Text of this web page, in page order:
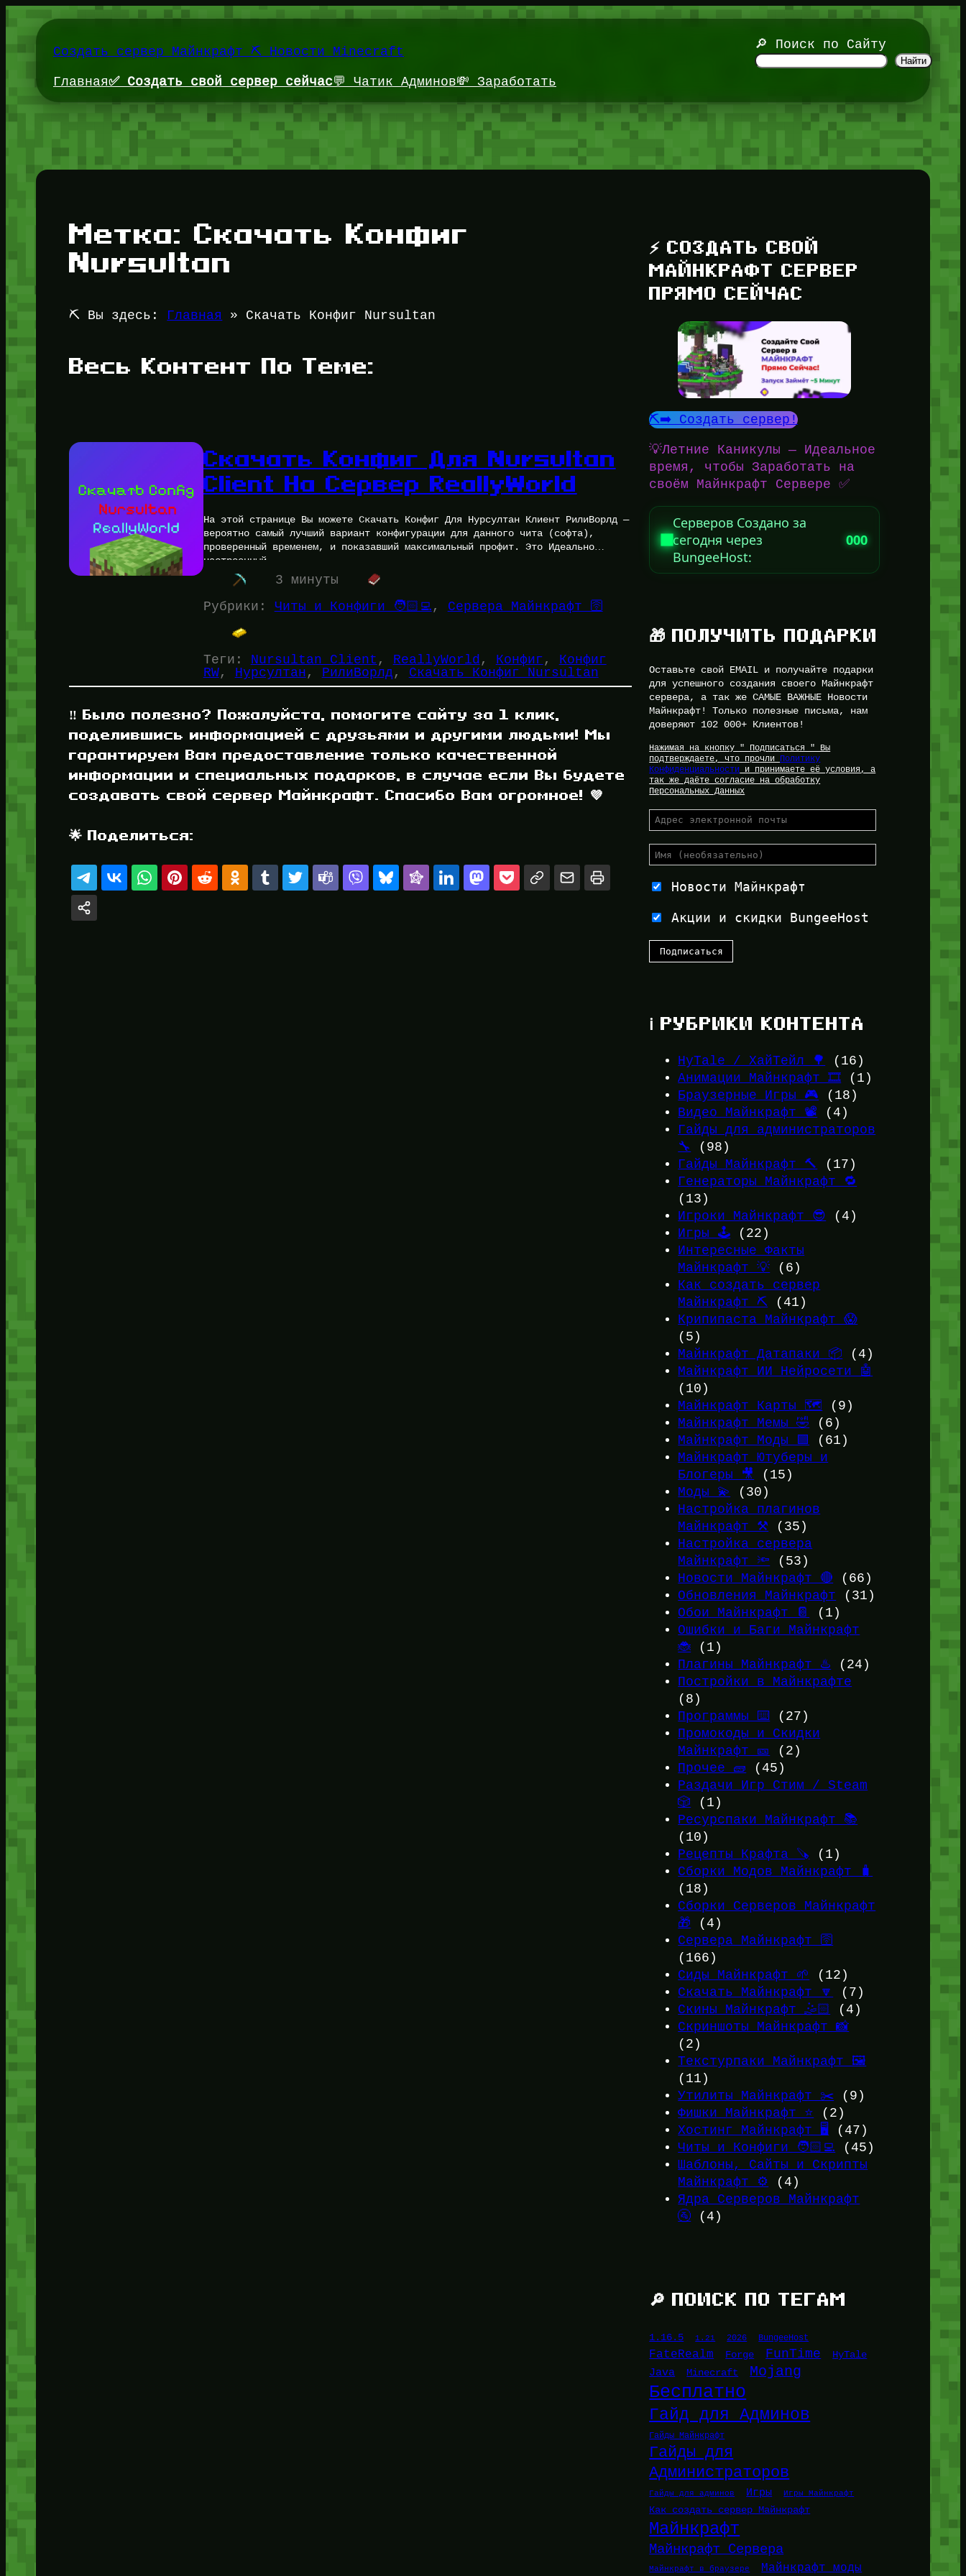
Перейти
к
содержимомуСоздать сервер Майнкрафт ⛏️ Новости Minecraft
🔎 Поиск по Сайту
Найти
Главная✅ Создать свой сервер сейчас💬 Чатик Админов💸 Заработать
Метка:Скачать Конфиг
Nursultan
⛏️ Вы здесь: Главная » Скачать Конфиг Nursultan
Весь Контент По Теме:
Скачать Конфиг Для Nursultan
Client На Сервер ReallyWorld
На этой странице Вы можете Скачать Конфиг Для Нурсултан Клиент РилиВорлд —
вероятно самый лучший вариант конфигурации для данного чита (софта),
проверенный временем, и показавший максимальный профит. Это Идеально
настроенный…
3 минуты
Рубрики: Читы и Конфиги 🧑🏻‍💻 , Сервера Майнкрафт 🛜
Теги: Nursultan Client , ReallyWorld , Конфиг , Конфиг
RW, Нурсултан , РилиВорлд , Скачать Конфиг Nursultan
‼️ Было полезно? Пожалуйста, помогите сайту за 1 клик,
поделившись информацией с друзьями и другими людьми! Мы
гарантируем Вам предоставление только качественной
информации и специальных подарков, в случае если Вы будете
создавать свой сервер Майнкрафт. Спасибо Вам огромное! 💜
🌟 Поделиться:
⚡ СОЗДАТЬ СВОЙ
МАЙНКРАФТ СЕРВЕР
ПРЯМО СЕЙЧАС
⛏️➡️ Создать сервер!
💡Летние Каникулы — Идеальное
время, чтобы Заработать на
своём Майнкрафт Сервере ✅
Серверов Создано за
сегодня через
BungeeHost:
000
🎁 ПОЛУЧИТЬ ПОДАРКИ
Оставьте свой EMAIL и получайте подарки
для успешного создания своего Майнкрафт
сервера, а так же САМЫЕ ВАЖНЫЕ Новости
Майнкрафт! Только полезные письма, нам
доверяют 102 000+ Клиентов!
Нажимая на кнопку " Подписаться " Вы
подтверждаете, что прочли Политику
Конфиденциальности и принимаете её условия, а
так же даёте согласие на обработку
Персональных Данных
Новости Майнкрафт
Акции и скидки BungeeHost
ℹ️ РУБРИКИ КОНТЕНТА
HyTale / ХайТейл 🌳
(16)
Анимации Майнкрафт 🎞️ (1)
Браузерные Игры 🎮 (18)
Видео Майнкрафт 📽️ (4)
Гайды для администраторов
🔧
(98)
Гайды Майнкрафт 🔨
(17)
Генераторы Майнкрафт 🔁
(13)
Игроки Майнкрафт 😎 (4)
Игры 🕹️ (22)
Интересные Факты
Майнкрафт 💡 (6)
Как создать сервер
Майнкрафт ⛏️ (41)
Крипипаста Майнкрафт 😱
(5)
Майнкрафт Датапаки 📦 (4)
Майнкрафт ИИ Нейросети 🤖
(10)
Майнкрафт Карты 🗺️ (9)
Майнкрафт Мемы 🤣 (6)
Майнкрафт Моды 🟩
(61)
Майнкрафт Ютуберы и
Блогеры 🎥
(15)
Моды 💫
(30)
Настройка плагинов
Майнкрафт ⚒️ (35)
Настройка сервера
Майнкрафт 🔦 (53)
Новости Майнкрафт 🔴 (66)
Обновления Майнкрафт (31)
Обои Майнкрафт 📔
(1)
Ошибки и Баги Майнкрафт
🐞 (1)
Плагины Майнкрафт ♨️ (24)
Постройки в Майнкрафте
(8)
Программы ⌨️
(27)
Промокоды и Скидки
Майнкрафт 🎫
(2)
Прочее 🧱 (45)
Раздачи Игр Стим / Steam
🎲 (1)
Ресурспаки Майнкрафт 📚
(10)
Рецепты Крафта 🪚 (1)
Сборки Модов Майнкрафт 🧳
(18)
Сборки Серверов Майнкрафт
🎁 (4)
Сервера Майнкрафт 🛜
(166)
Сиды Майнкрафт 🌱
(12)
Скачать Майнкрафт 🔽
(7)
Скины Майнкрафт 🤹🏻
(4)
Скриншоты Майнкрафт 📸
(2)
Текстурпаки Майнкрафт 🖼️
(11)
Утилиты Майнкрафт ✂️ (9)
Фишки Майнкрафт ⭐ (2)
Хостинг Майнкрафт 🖥️
(47)
Читы и Конфиги 🧑🏻‍💻 (45)
Шаблоны, Сайты и Скрипты
Майнкрафт ⚙️ (4)
Ядра Серверов Майнкрафт
🚰 (4)
🔎 ПОИСК ПО ТЕГАМ
1.16.5 1.21 2026 BungeeHost
FateRealm Forge FunTime HyTale
Java Minecraft Mojang
Бесплатно
Гайд для Админов
Гайды Майнкрафт
Гайды для
Администраторов
Гайды для админов Игры Игры Майнкрафт
Как создать сервер Майнкрафт
Майнкрафт
Майнкрафт Сервера
Майнкрафт в браузере Майнкрафт моды